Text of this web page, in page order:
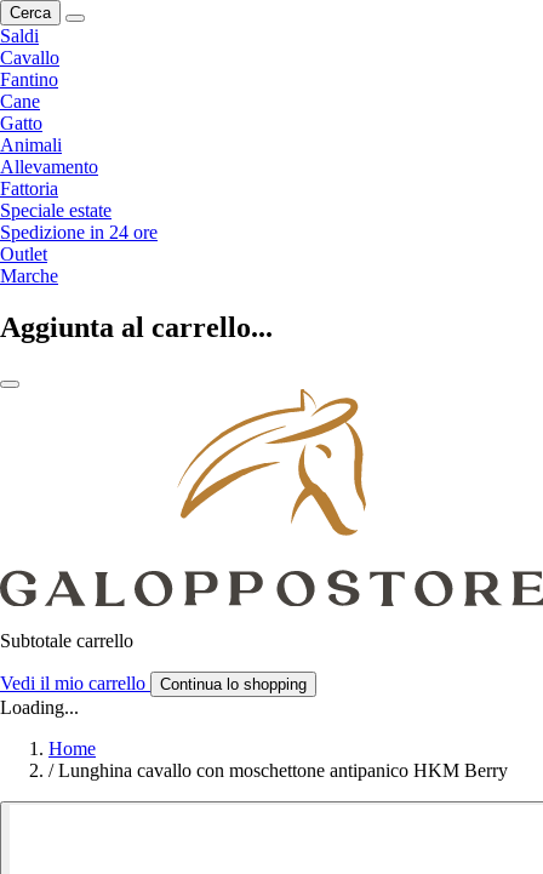
Cerca
Saldi
Cavallo
Fantino
Cane
Gatto
Animali
Allevamento
Fattoria
Speciale estate
Spedizione in 24 ore
Outlet
Marche
Aggiunta al carrello...
Subtotale carrello
Vedi il mio carrello Continua lo shopping
Loading...
Home
/ Lunghina cavallo con moschettone antipanico HKM Berry